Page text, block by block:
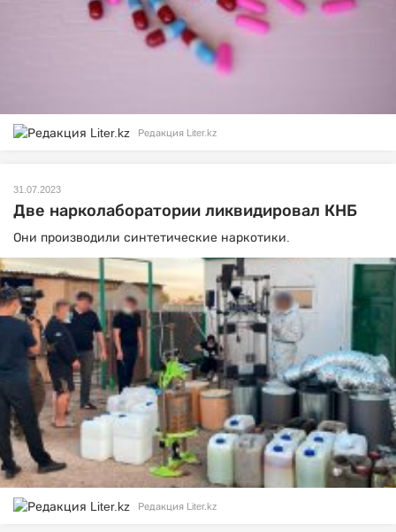
Редакция Liter.kz
31.07.2023
Две нарколаборатории ликвидировал КНБ
Они производили синтетические наркотики.
Редакция Liter.kz